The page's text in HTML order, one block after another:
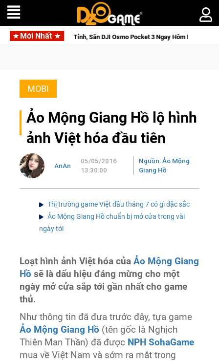
Mới Nhất
Săn DJI Osmo Pocket 3 Ngay Hôm Nay Medal Hunter:
MOBI
Ảo Mộng Giang Hồ lộ hình
ảnh Việt hóa đầu tiên
AnAn
05/05/2016
13:30:00
Nguồn: Ảo Mộng
Giang Hồ
Thị trường game Việt đầu tháng 7 có gì đặc sắc
Ảo Mộng Giang Hồ chuẩn bị mở cửa trong vài
ngày tới
Loạt hình ảnh Việt hóa của Ảo Mộng Giang
Hồ sẽ là dấu hiệu đáng mừng cho một
ngày mở cửa sắp tới gần nhất cho game
thủ.
Như thông tin đã đưa trước đây, tựa game
Ảo Mộng Giang Hồ (tên gốc là Nghịch
Thiên Man Thần) đã được NPH SohaGame
mua về Việt Nam và sớm ra mắt trong